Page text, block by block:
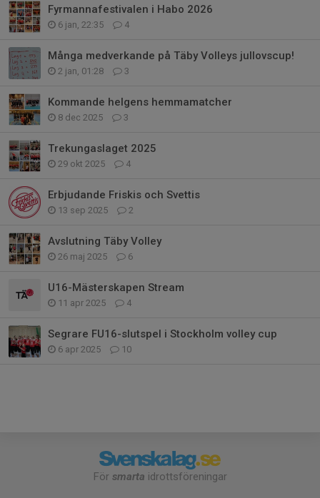
Fyrmannafestivalen i Habo 2026
6 jan, 22:35 4
Många medverkande på Täby Volleys jullovscup!
2 jan, 01:28 3
Kommande helgens hemmamatcher
8 dec 2025 3
Trekungaslaget 2025
29 okt 2025 4
Erbjudande Friskis och Svettis
13 sep 2025 2
Avslutning Täby Volley
26 maj 2025 6
U16-Mästerskapen Stream
11 apr 2025 4
Segrare FU16-slutspel i Stockholm volley cup
6 apr 2025 10
För smarta idrottsföreningar